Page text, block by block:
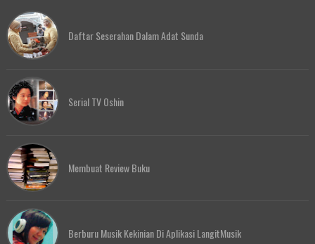
Daftar Seserahan Dalam Adat Sunda
Serial TV Oshin
Membuat Review Buku
Berburu Musik Kekinian Di Aplikasi LangitMusik